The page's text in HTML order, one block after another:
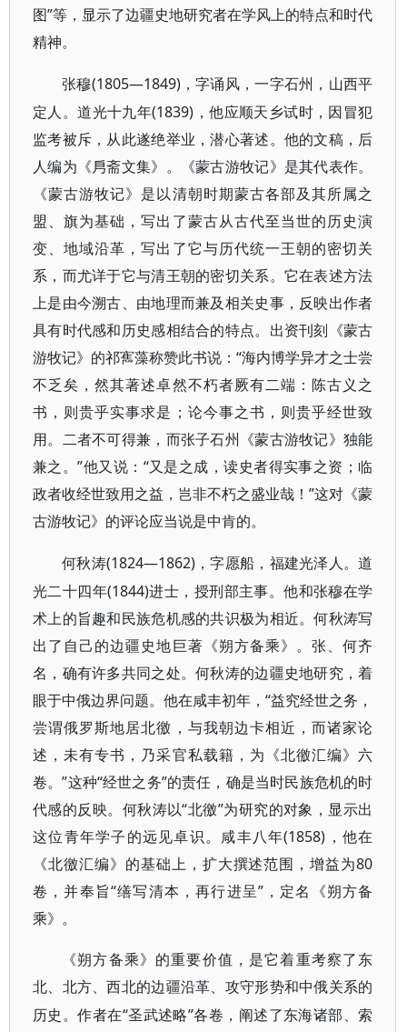
图”等，显示了边疆史地研究者在学风上的特点和时代
精神。
张穆(1805—1849)，字诵风，一字石州，山西平
定人。道光十九年(1839)，他应顺天乡试时，因冒犯
监考被斥，从此遂绝举业，潜心著述。他的文稿，后
人编为《㐆斋文集》。《蒙古游牧记》是其代表作。
《蒙古游牧记》是以清朝时期蒙古各部及其所属之
盟、旗为基础，写出了蒙古从古代至当世的历史演
变、地域沿革，写出了它与历代统一王朝的密切关
系，而尤详于它与清王朝的密切关系。它在表述方法
上是由今溯古、由地理而兼及相关史事，反映出作者
具有时代感和历史感相结合的特点。出资刊刻《蒙古
游牧记》的祁寯藻称赞此书说：“海内博学异才之士尝
不乏矣，然其著述卓然不朽者厥有二端：陈古义之
书，则贵乎实事求是；论今事之书，则贵乎经世致
用。二者不可得兼，而张子石州《蒙古游牧记》独能
兼之。”他又说：“又是之成，读史者得实事之资；临
政者收经世致用之益，岂非不朽之盛业哉！”这对《蒙
古游牧记》的评论应当说是中肯的。
何秋涛(1824—1862)，字愿船，福建光泽人。道
光二十四年(1844)进士，授刑部主事。他和张穆在学
术上的旨趣和民族危机感的共识极为相近。何秋涛写
出了自己的边疆史地巨著《朔方备乘》。张、何齐
名，确有许多共同之处。何秋涛的边疆史地研究，着
眼于中俄边界问题。他在咸丰初年，“益究经世之务，
尝谓俄罗斯地居北徼，与我朝边卡相近，而诸家论
述，未有专书，乃采官私载籍，为《北徼汇编》六
卷。”这种“经世之务”的责任，确是当时民族危机的时
代感的反映。何秋涛以“北徼”为研究的对象，显示出
这位青年学子的远见卓识。咸丰八年(1858)，他在
《北徼汇编》的基础上，扩大撰述范围，增益为80
卷，并奉旨“缮写清本，再行进呈”，定名《朔方备
乘》。
《朔方备乘》的重要价值，是它着重考察了东
北、北方、西北的边疆沿革、攻守形势和中俄关系的
历史。作者在“圣武述略”各卷，阐述了东海诸部、索